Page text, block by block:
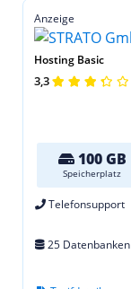
Anzeige
Hosting Basic
3,3
100 GB
Speicherplatz
Telefonsupport
25 Datenbanken